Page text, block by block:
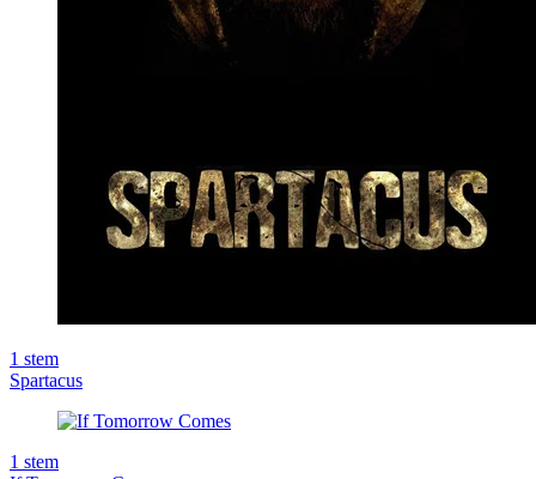
1 stem
Spartacus
1 stem